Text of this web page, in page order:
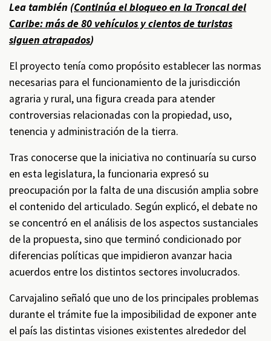
Lea también (Continúa el bloqueo en la Troncal del
Caribe: más de 80 vehículos y cientos de turistas
siguen atrapados)
El proyecto tenía como propósito establecer las normas
necesarias para el funcionamiento de la jurisdicción
agraria y rural, una figura creada para atender
controversias relacionadas con la propiedad, uso,
tenencia y administración de la tierra.
Tras conocerse que la iniciativa no continuaría su curso
en esta legislatura, la funcionaria expresó su
preocupación por la falta de una discusión amplia sobre
el contenido del articulado. Según explicó, el debate no
se concentró en el análisis de los aspectos sustanciales
de la propuesta, sino que terminó condicionado por
diferencias políticas que impidieron avanzar hacia
acuerdos entre los distintos sectores involucrados.
Carvajalino señaló que uno de los principales problemas
durante el trámite fue la imposibilidad de exponer ante
el país las distintas visiones existentes alrededor del